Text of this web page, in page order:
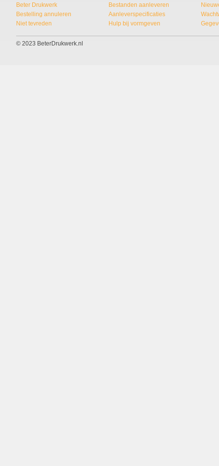
Beter Drukwerk
Bestelling annuleren
Niet tevreden
Bestanden aanleveren
Aanleverspecificaties
Hulp bij vormgeven
© 2023 BeterDrukwerk.nl